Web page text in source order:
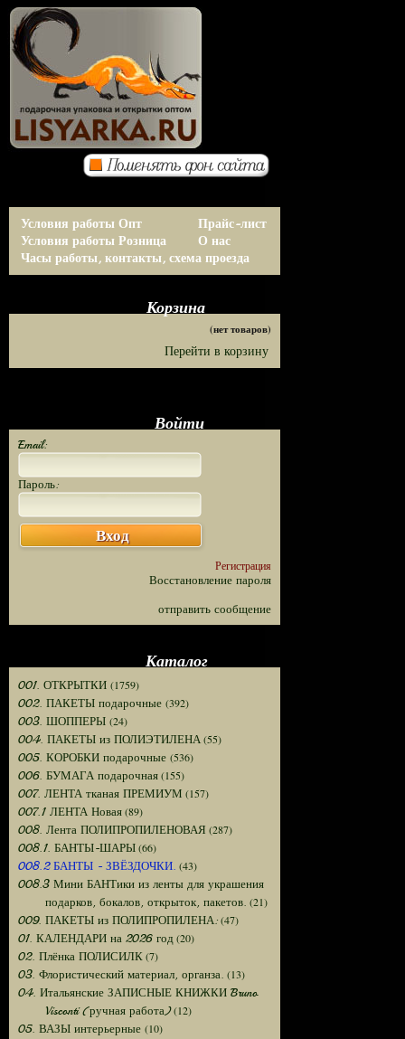
Условия работы Опт
Условия работы Розница
Прайс-лист
О нас
Часы работы, контакты, схема проезда
Корзина
(нет товаров)
Перейти в корзину
Войти
Email:
Пароль:
Вход
Регистрация
Восстановление пароля
отправить сообщение
Каталог
001. ОТКРЫТКИ (1759)
002. ПАКЕТЫ подарочные (392)
003. ШОППЕРЫ (24)
004. ПАКЕТЫ из ПОЛИЭТИЛЕНА(55)
005. КОРОБКИ подарочные (536)
006. БУМАГА подарочная(155)
007. ЛЕНТА тканая ПРЕМИУМ (157)
007.1 ЛЕНТА Новая(89)
008. Лента ПОЛИПРОПИЛЕНОВАЯ (287)
008.1. БАНТЫ-ШАРЫ(66)
008.2 БАНТЫ - ЗВЁЗДОЧКИ. (43)
008.3 Мини БАНТики из ленты для украшения
подарков, бокалов, открыток, пакетов. (21)
009. ПАКЕТЫ из ПОЛИПРОПИЛЕНА:(47)
01. КАЛЕНДАРИ на 2026 год (20)
02. Плёнка ПОЛИСИЛК(7)
03. Флористический материал, органза. (13)
04. Итальянские ЗАПИСНЫЕ КНИЖКИ Bruno
Visconti (ручная работа)(12)
05. ВАЗЫ интерьерные (10)